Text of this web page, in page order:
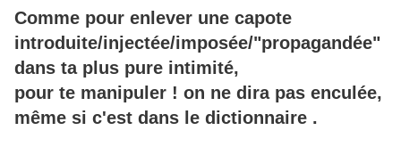
Comme pour enlever une capote
introduite/injectée/imposée/"propagandée"
dans ta plus pure intimité,
pour te manipuler ! on ne dira pas enculée,
même si c'est dans le dictionnaire .